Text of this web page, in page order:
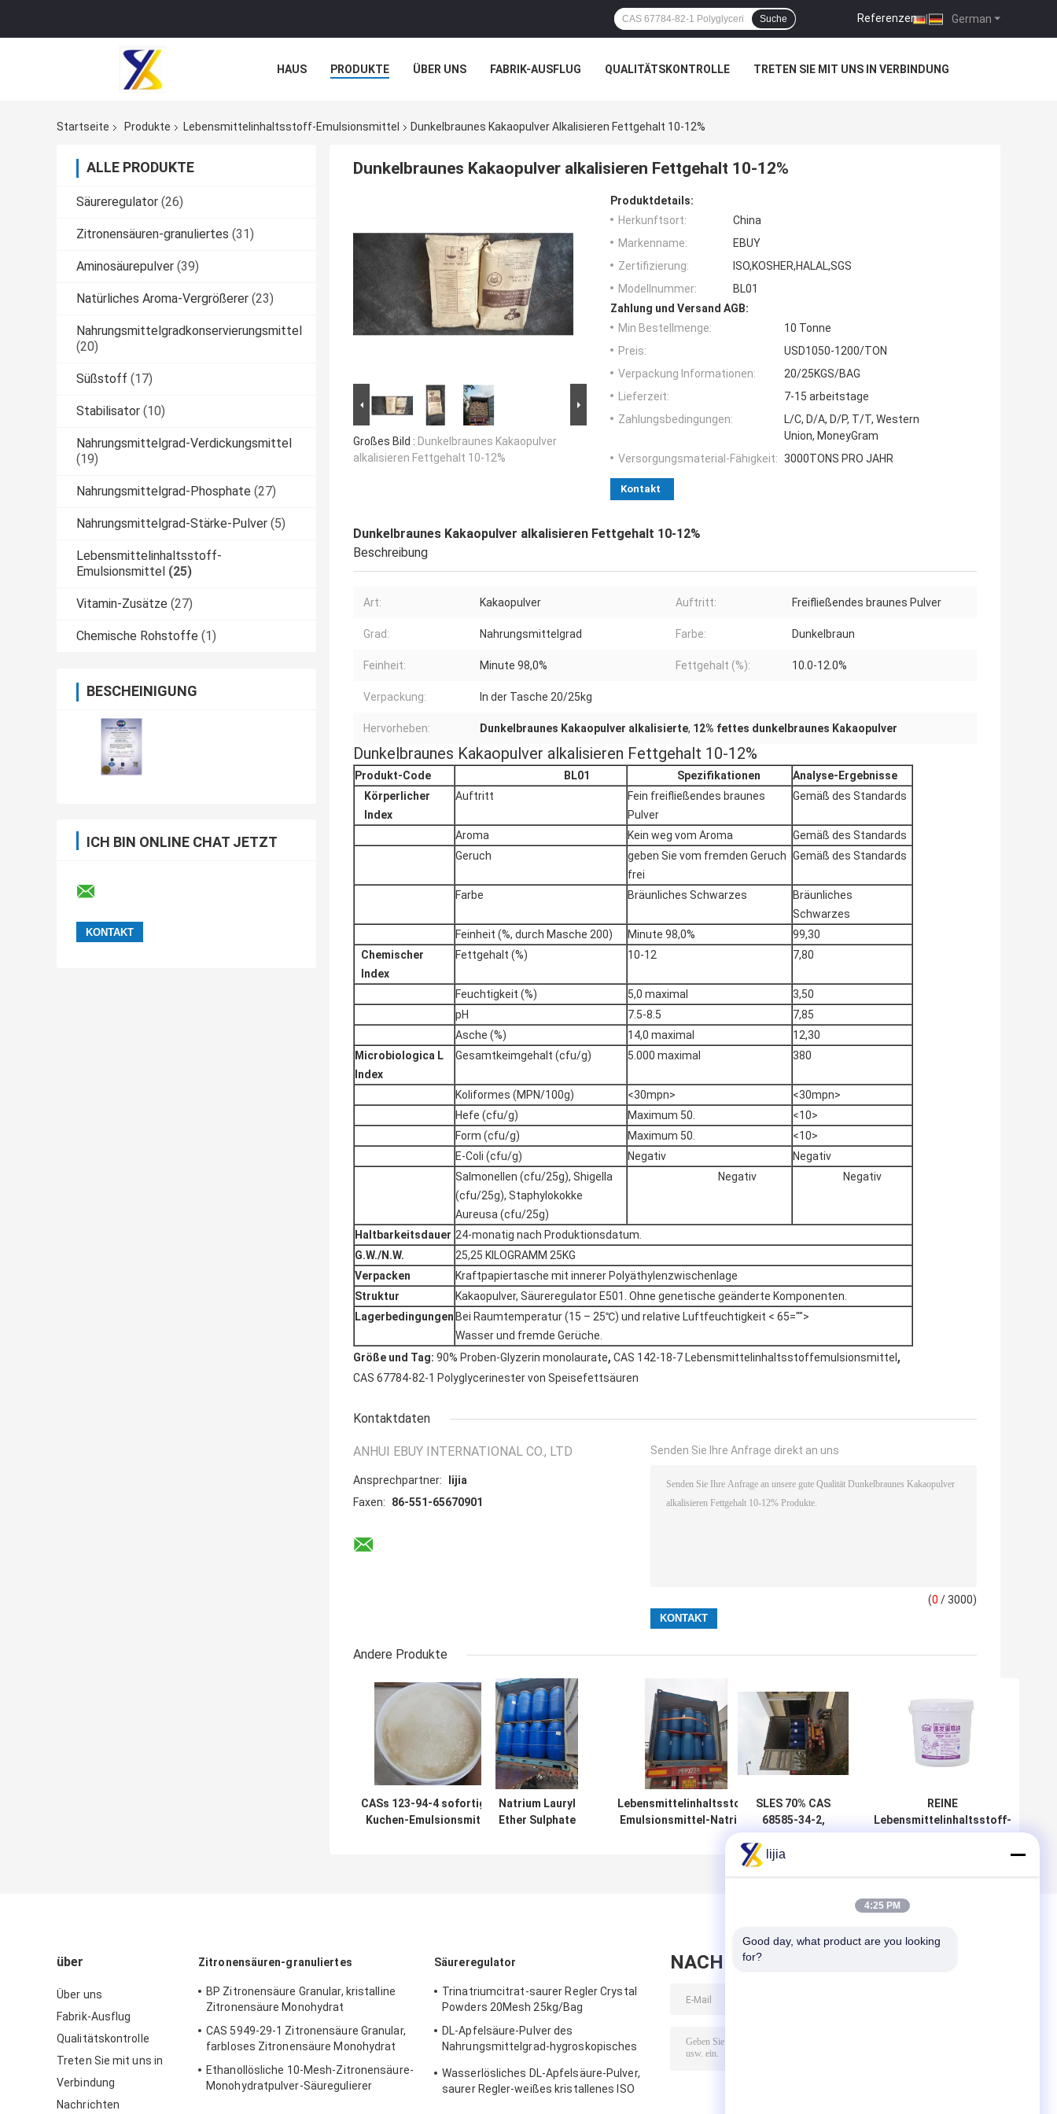
German
Referenzen |
Suche
HAUS PRODUKTE ÜBER UNS FABRIK-AUSFLUG QUALITÄTSKONTROLLE TRETEN SIE MIT UNS IN VERBINDUNG
Startseite
Produkte Lebensmittelinhaltsstoff-Emulsionsmittel Dunkelbraunes Kakaopulver Alkalisieren Fettgehalt 10-12%
ALLE PRODUKTE
Säureregulator (26)
Zitronensäuren-granuliertes (31)
Aminosäurepulver (39)
Natürliches Aroma-Vergrößerer (23)
Nahrungsmittelgradkonservierungsmittel
(20)
Süßstoff (17)
Stabilisator (10)
Nahrungsmittelgrad-Verdickungsmittel
(19)
Nahrungsmittelgrad-Phosphate (27)
Nahrungsmittelgrad-Stärke-Pulver (5)
Lebensmittelinhaltsstoff-
Emulsionsmittel (25)
Vitamin-Zusätze (27)
Chemische Rohstoffe (1)
BESCHEINIGUNG
ICH BIN ONLINE CHAT JETZT
Dunkelbraunes Kakaopulver alkalisieren Fettgehalt 10-12%
Großes Bild : Dunkelbraunes Kakaopulver
alkalisieren Fettgehalt 10-12%
Produktdetails:
Herkunftsort:
China
Markenname:
EBUY
Zertifizierung:
ISO,KOSHER,HALAL,SGS
Modellnummer:
BL01
Zahlung und Versand AGB:
Min Bestellmenge:
10 Tonne
Preis:
USD1050-1200/TON
Verpackung Informationen:
20/25KGS/BAG
Lieferzeit:
7-15 arbeitstage
Zahlungsbedingungen:
L/C, D/A, D/P, T/T, Western
Union, MoneyGram
Versorgungsmaterial-Fähigkeit: 3000TONS PRO JAHR
Kontakt
Dunkelbraunes Kakaopulver alkalisieren Fettgehalt 10-12%
Beschreibung
Art: Kakaopulver Auftritt: Freifließendes braunes Pulver
Grad: Nahrungsmittelgrad Farbe: Dunkelbraun
Feinheit: Minute 98,0% Fettgehalt (%): 10.0-12.0%
Verpackung: In der Tasche 20/25kg
Hervorheben: Dunkelbraunes Kakaopulver alkalisierte, 12% fettes dunkelbraunes Kakaopulver
Dunkelbraunes Kakaopulver alkalisieren Fettgehalt 10-12%
Produkt-Code BL01 Spezifikationen
Analyse-Ergebnisse
Körperlicher
Index
Auftritt
Fein freifließendes braunes
Pulver
Gemäß des Standards
Aroma Kein weg vom Aroma
Gemäß des Standards
Geruch
geben Sie vom fremden Geruch
frei
Gemäß des Standards
Farbe Bräunliches Schwarzes
Bräunliches
Schwarzes
Feinheit (%, durch Masche 200)
Minute 98,0%
99,30
Chemischer
Index
Fettgehalt (%) 10-12 7,80
Feuchtigkeit (%) 5,0 maximal
3,50
pH
7.5-8.5
7,85
Asche (%)
14,0 maximal
12,30
Microbiologica L
Index
Gesamtkeimgehalt (cfu/g) 5.000 maximal 380
Koliformes (MPN/100g) <30mpn>
<30mpn>
Hefe (cfu/g)
Maximum 50.
<10>
Form (cfu/g)
Maximum 50.
<10>
E-Coli (cfu/g)
Negativ
Negativ
Salmonellen (cfu/25g), Shigella
(cfu/25g), Staphylokokke
Aureusa (cfu/25g)
Negativ Negativ
Haltbarkeitsdauer 24-monatig nach Produktionsdatum.
G.W./N.W.
25,25 KILOGRAMM 25KG
Verpacken
Kraftpapiertasche mit innerer Polyäthylenzwischenlage
Struktur
Kakaopulver, Säureregulator E501. Ohne genetische geänderte Komponenten.
Lagerbedingungen Bei Raumtemperatur (15 – 25℃) und relative Luftfeuchtigkeit < 65="">
Wasser und fremde Gerüche.
Größe und Tag: 90% Proben-Glyzerin monolaurate, CAS 142-18-7 Lebensmittelinhaltsstoffemulsionsmittel ,
CAS 67784-82-1 Polyglycerinester von Speisefettsäuren
Kontaktdaten
ANHUI EBUY INTERNATIONAL CO., LTD
Ansprechpartner:
lijia
Faxen:
86-551-65670901
Senden Sie Ihre Anfrage direkt an uns
(0 / 3000)
Andere Produkte
CASs 123-94-4 sofortiges
Kuchen-Emulsionsmittel
Natrium Lauryl
Ether Sulphate
Lebensmittelinhaltsstoff-
Emulsionsmittel-Natrium
Lauryl Ether Sulfate RO
(CH2CH2O) NSO3Na 70%
SLES 70% CAS
68585-34-2,
Natrium Lauryl
Ether Sulfate
REINE
Lebensmittelinhaltsstoff-
Emulsionsmittel,
über
Über uns
Fabrik-Ausflug
Qualitätskontrolle
Treten Sie mit uns in
Verbindung
Nachrichten
Zitronensäuren-granuliertes
BP Zitronensäure Granular, kristalline
Zitronensäure Monohydrat
CAS 5949-29-1 Zitronensäure Granular,
farbloses Zitronensäure Monohydrat
Ethanollösliche 10-Mesh-Zitronensäure-
Monohydratpulver-Säuregulierer
Säureregulator
Trinatriumcitrat-saurer Regler Crystal
Powders 20Mesh 25kg/Bag
DL-Apfelsäure-Pulver des
Nahrungsmittelgrad-hygroskopisches
Wasserlösliches DL-Apfelsäure-Pulver,
saurer Regler-weißes kristallenes ISO
NACHRICHT HINTERLASSEN
lijia
4:25 PM
Good day, what product are you looking
for?